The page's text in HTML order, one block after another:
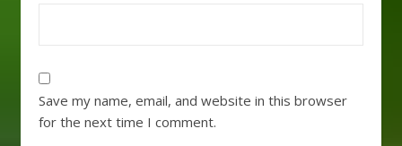
Save my name, email, and website in this browser
for the next time I comment.